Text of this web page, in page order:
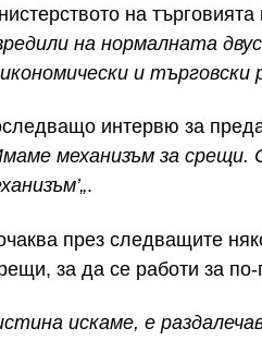
на
на нормалната
и търговски
интервю за
механизъм за срещи.
„.
през следващите
за да се работи за
искаме, е